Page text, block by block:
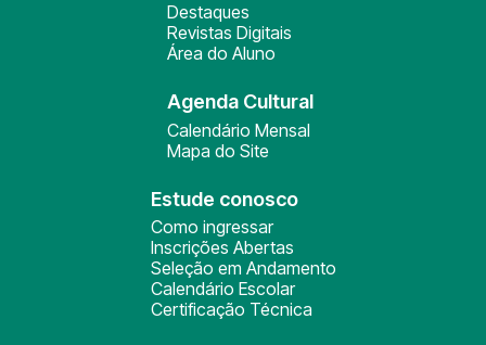
Destaques
Revistas Digitais
Área do Aluno
Agenda Cultural
Calendário Mensal
Mapa do Site
Estude conosco
Como ingressar
Inscrições Abertas
Seleção em Andamento
Calendário Escolar
Certificação Técnica